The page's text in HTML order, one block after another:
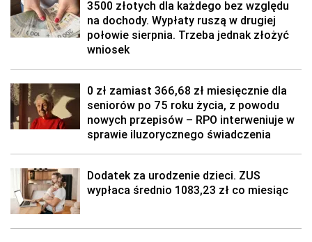
3500 złotych dla każdego bez względu
na dochody. Wypłaty ruszą w drugiej
połowie sierpnia. Trzeba jednak złożyć
wniosek
0 zł zamiast 366,68 zł miesięcznie dla
seniorów po 75 roku życia, z powodu
nowych przepisów – RPO interweniuje w
sprawie iluzorycznego świadczenia
Dodatek za urodzenie dzieci. ZUS
wypłaca średnio 1083,23 zł co miesiąc